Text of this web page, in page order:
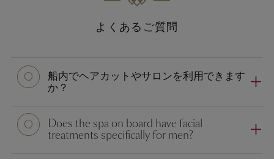
よくあるご質問
問
船内でヘアカットやサロンを利用できます
か？
問
Does the spa on board have facial
treatments specifically for men?